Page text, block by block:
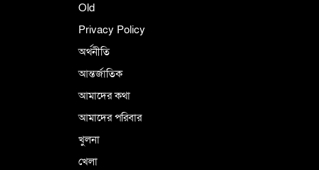
Old
Privacy Policy
অর্থনীতি
আন্তর্জাতিক
আমাদের কথা
আমাদের পরিবার
খুলনা
খেলা